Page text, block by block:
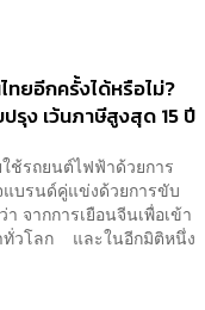
ทยอีกครั้งได้หรือไม่?
รุง เว้นภาษีสูงสุด 15 ปี
ช้รถยนต์ไฟฟ้าด้วยการ
แบรนด์คู่แข่งด้วยการขับ
จากการเยือนจีนเพื่อเข้า
ทั่วโลก และในอีกมิติหนึ่ง